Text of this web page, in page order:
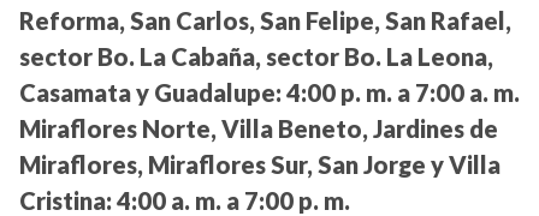
Reforma, San Carlos, San Felipe, San Rafael,
sector Bo. La Cabaña, sector Bo. La Leona,
Casamata y Guadalupe: 4:00 p. m. a 7:00 a. m.
Miraflores Norte, Villa Beneto, Jardines de
Miraflores, Miraflores Sur, San Jorge y Villa
Cristina: 4:00 a. m. a 7:00 p. m.